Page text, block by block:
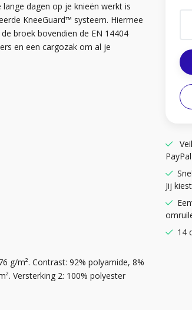
Jij
14
dagen op je knieën werkt is
KneeGuard™ systeem. Hiermee
broek bovendien de EN 14404
en een cargozak om al je
g/m². Contrast: 92% polyamide, 8%
Versterking 2: 100% polyester